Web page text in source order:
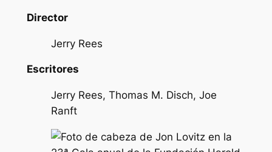
Director
Jerry Rees
Escritores
Jerry Rees, Thomas M. Disch, Joe
Ranft